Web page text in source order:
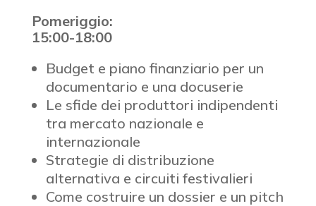
Pomeriggio:
15:00-18:00
Budget e piano finanziario per un
documentario e una docuserie
Le sfide dei produttori indipendenti
tra mercato nazionale e
internazionale
Strategie di distribuzione
alternativa e circuiti festivalieri
Come costruire un dossier e un pitch